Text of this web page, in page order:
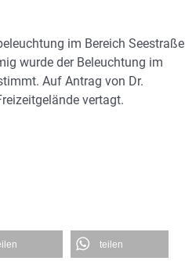
im Bereich Seestraße
wurde der Beleuchtung im
Auf Antrag von Dr.
vertagt.
teilen